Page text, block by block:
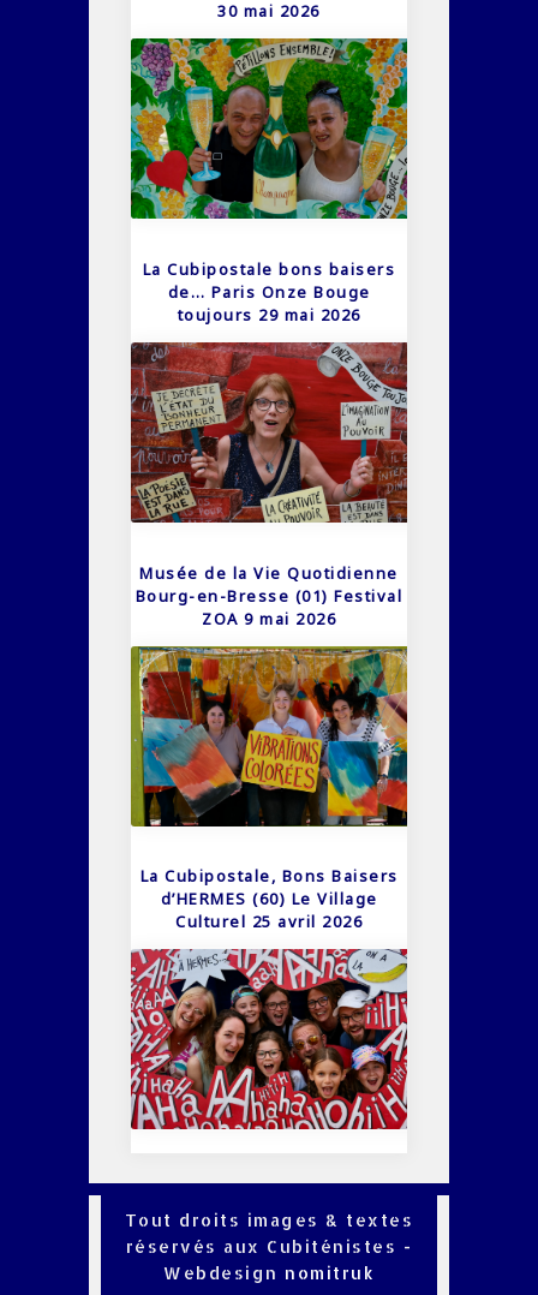
30 mai 2026
La Cubipostale bons baisers
de… Paris Onze Bouge
toujours 29 mai 2026
Musée de la Vie Quotidienne
Bourg-en-Bresse (01) Festival
ZOA 9 mai 2026
La Cubipostale, Bons Baisers
d’HERMES (60) Le Village
Culturel 25 avril 2026
Tout droits images & textes
réservés aux Cubiténistes -
Webdesign nomitruk